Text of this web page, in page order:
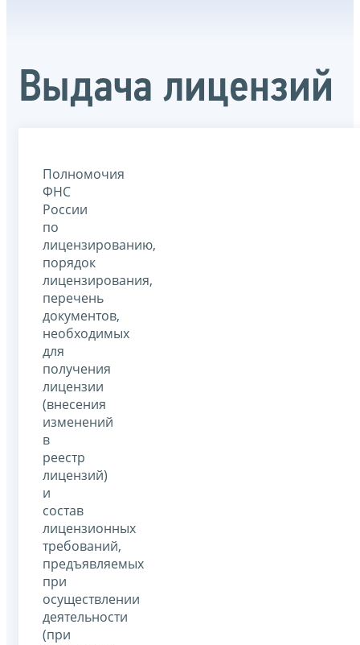
Выдача лицензий
Полномочия
ФНС
России
по
лицензированию,
порядок
лицензирования,
перечень
документов,
необходимых
для
получения
лицензии
(внесения
изменений
в
реестр
лицензий)
и
состав
лицензионных
требований,
предъявляемых
при
осуществлении
деятельности
(при